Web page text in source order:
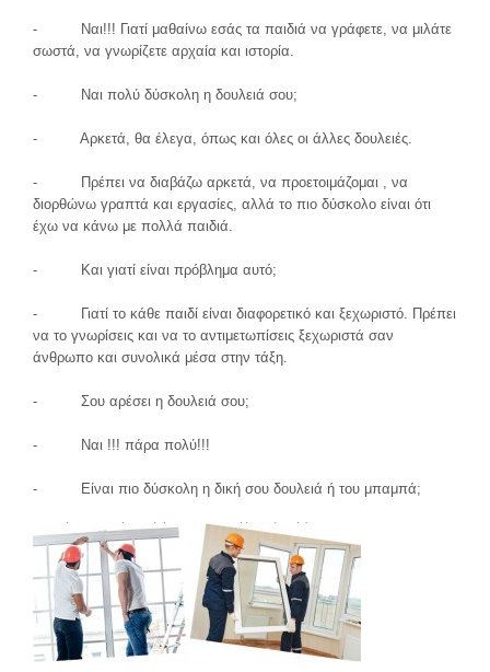
- Ναι!!! Γιατί μαθαίνω εσάς τα παιδιά να γράφετε, να μιλάτε
σωστά, να γνωρίζετε αρχαία και ιστορία.
- Ναι πολύ δύσκολη η δουλειά σου;
- Αρκετά, θα έλεγα, όπως και όλες οι άλλες δουλειές.
- Πρέπει να διαβάζω αρκετά, να προετοιμάζομαι , να
διορθώνω γραπτά και εργασίες, αλλά το πιο δύσκολο είναι ότι
έχω να κάνω με πολλά παιδιά.
- Και γιατί είναι πρόβλημα αυτό;
- Γιατί το κάθε παιδί είναι διαφορετικό και ξεχωριστό. Πρέπει
να το γνωρίσεις και να το αντιμετωπίσεις ξεχωριστά σαν
άνθρωπο και συνολικά μέσα στην τάξη.
- Σου αρέσει η δουλειά σου;
- Ναι !!! πάρα πολύ!!!
- Είναι πιο δύσκολη η δική σου δουλειά ή του μπαμπά;